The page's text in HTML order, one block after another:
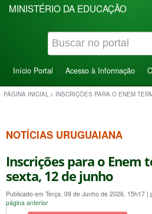
MINISTÉRIO DA EDUCAÇÃO
Início Portal Acesso à Informação
PÁGINA INICIAL > INSCRIÇÕES PARA O ENEM
NOTÍCIAS URUGUAIANA
Inscrições para o Enem
sexta, 12 de junho
Publicado em Terça, 09 de Junho de 2026, 15h17 |
página anterior